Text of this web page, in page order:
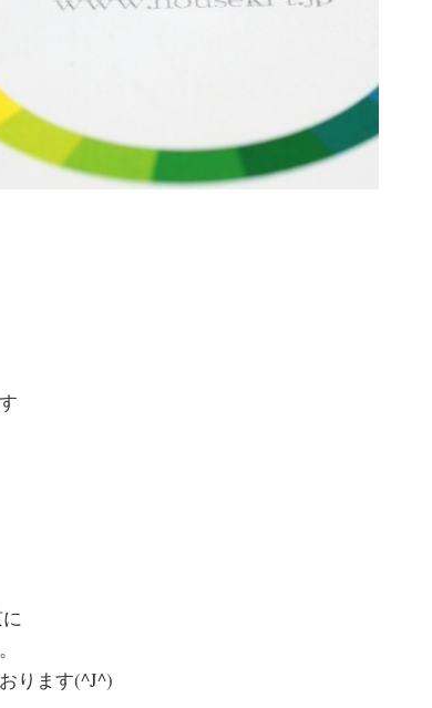
ります(^J^)